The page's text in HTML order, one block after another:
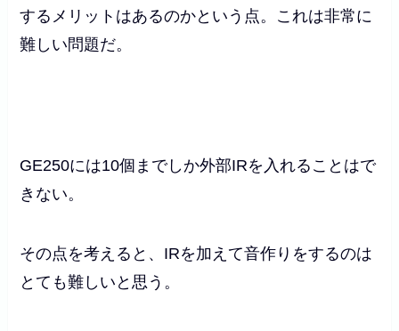
するメリットはあるのかという点。これは非常に
難しい問題だ。
GE250には10個までしか外部IRを入れることはで
きない。
その点を考えると、IRを加えて音作りをするのは
とても難しいと思う。